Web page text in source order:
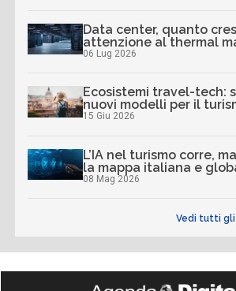
Data center, quanto
attenzione al thermal
06 Lug 2026
Ecosistemi travel-tech:
nuovi modelli per il
15 Giu 2026
L’IA nel turismo corre,
la mappa italiana e
08 Mag 2026
Vedi tutti